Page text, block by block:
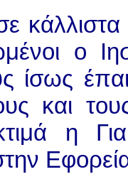
κάλλιστα
ο
ίσως
και
η